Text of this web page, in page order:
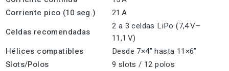
Corriente pico (10 seg.)
21 A
Celdas recomendadas
2 a 3 celdas LiPo (7,4 V–
11,1 V)
Hélices compatibles
Desde 7×4” hasta 11×6”
Slots/Polos
9 slots / 12 polos